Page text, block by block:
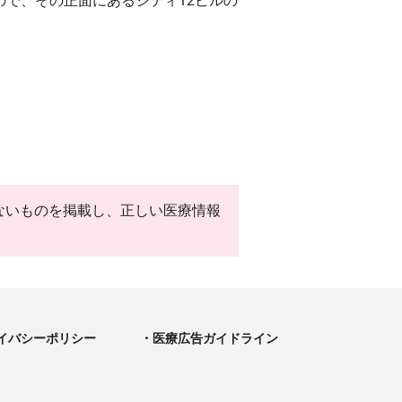
ものを掲載し、正しい医療情報
バシーポリシー 医療広告ガイドライン